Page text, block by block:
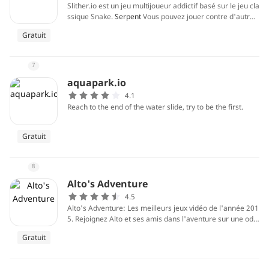
Gratuit
Slither.io est un jeu multijoueur addictif basé sur le jeu cla
ssique Snake.SerpentVous pouvez jouer contre d'autres
7
Gratuit
aquapark.io
4.1
Reach to the end of the water slide, try to be the first.
8
Gratuit
Alto's Adventure
4.5
Alto's Adventure: Les meilleurs jeux vidéo de l'année 201
5. Rejoignez Alto et ses amis dans l'aventure sur une ody